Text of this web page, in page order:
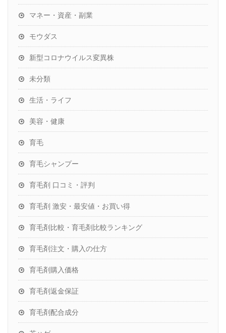
マネー・資産・副業
モウダス
新型コロナウイルス変異株
未分類
生活・ライフ
美容・健康
育毛
育毛シャンプー
育毛剤 口コミ・評判
育毛剤 激安・最安値・お買い得
育毛剤比較・育毛剤比較ランキング
育毛剤注文・購入の仕方
育毛剤購入価格
育毛剤返金保証
育毛剤配合成分